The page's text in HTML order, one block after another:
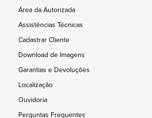
Área da Autorizada
Assistências Técnicas
Cadastrar Cliente
Download de Imagens
Garantias e Devoluções
Localização
Ouvidoria
Perguntas Frequentes